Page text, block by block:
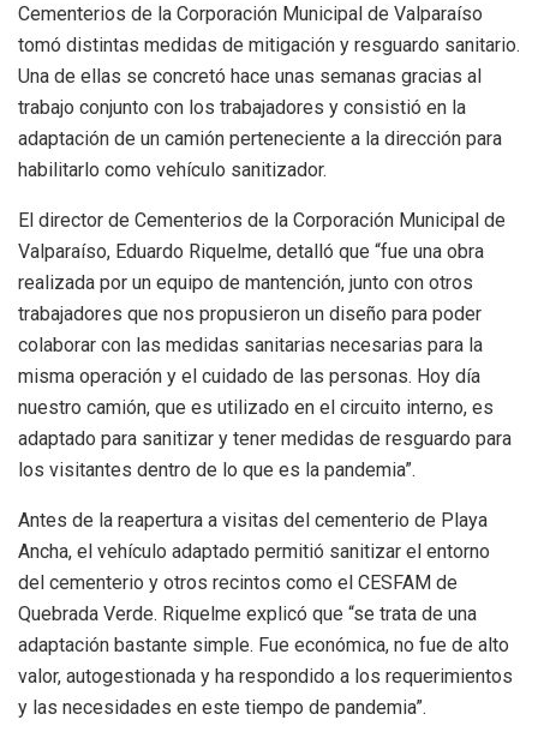
Cementerios de la Corporación Municipal de Valparaíso
tomó distintas medidas de mitigación y resguardo sanitario.
Una de ellas se concretó hace unas semanas gracias al
trabajo conjunto con los trabajadores y consistió en la
adaptación de un camión perteneciente a la dirección para
habilitarlo como vehículo sanitizador.
El director de Cementerios de la Corporación Municipal de
Valparaíso, Eduardo Riquelme, detalló que “fue una obra
realizada por un equipo de mantención, junto con otros
trabajadores que nos propusieron un diseño para poder
colaborar con las medidas sanitarias necesarias para la
misma operación y el cuidado de las personas. Hoy día
nuestro camión, que es utilizado en el circuito interno, es
adaptado para sanitizar y tener medidas de resguardo para
los visitantes dentro de lo que es la pandemia”.
Antes de la reapertura a visitas del cementerio de Playa
Ancha, el vehículo adaptado permitió sanitizar el entorno
del cementerio y otros recintos como el CESFAM de
Quebrada Verde. Riquelme explicó que “se trata de una
adaptación bastante simple. Fue económica, no fue de alto
valor, autogestionada y ha respondido a los requerimientos
y las necesidades en este tiempo de pandemia”.